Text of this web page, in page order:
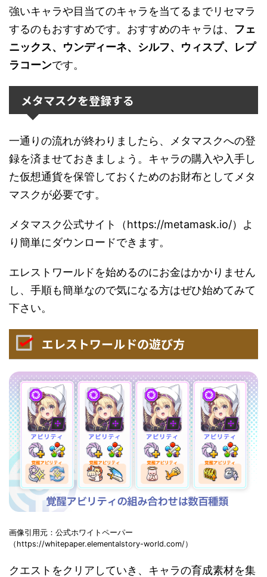
強いキャラや目当てのキャラを当てるまでリセマラ
するのもおすすめです。おすすめのキャラは、 フェ
ニックス、ウンディーネ、シルフ、ウィスプ、レプ
ラコーンです。
メタマスクを登録する
一通りの流れが終わりましたら、メタマスクへの登
録を済ませておきましょう。キャラの購入や入手し
た仮想通貨を保管しておくためのお財布としてメタ
マスクが必要です。
メタマスク公式サイト（https://metamask.io/）よ
り簡単にダウンロードできます。
エレストワールドを始めるのにお金はかかりません
し、手順も簡単なので気になる方はぜひ始めてみて
下さい。
エレストワールドの遊び方
画像引用元：公式ホワイトペーパー
（https://whitepaper.elementalstory-world.com/）
クエストをクリアしていき、キャラの育成素材を集